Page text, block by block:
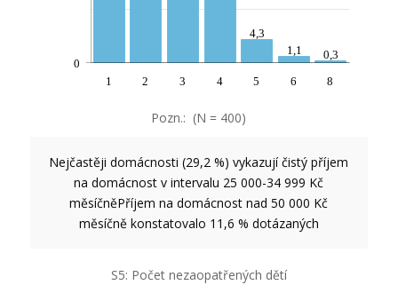
4,3
1,1
0,3
1
2 3 4 5 6 8
0
Pozn.: (N = 400)
Nejčastěji domácnosti (29,2 %) vykazují čistý příjem
na domácnost v intervalu 25 000-34 999 Kč
měsíčněPříjem na domácnost nad 50 000 Kč
měsíčně konstatovalo 11,6 % dotázaných
S5: Počet nezaopatřených dětí